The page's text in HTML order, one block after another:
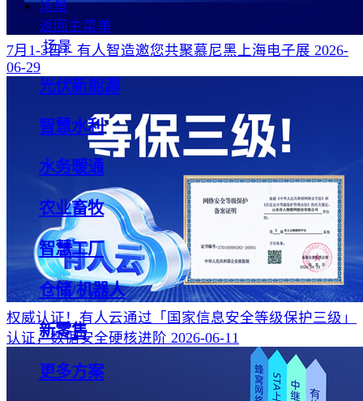
场景
返回主菜单
场景
光伏新能源
智慧水利
水务暖通
农业畜牧
智慧工厂
仓储/机器人
新零售
更多方案
7月1-3日！有人智造邀您共聚慕尼黑上海电子展 2026-
06-29
权威认证！有人云通过「国家信息安全等级保护三级」
认证，数据安全硬核进阶 2026-06-11